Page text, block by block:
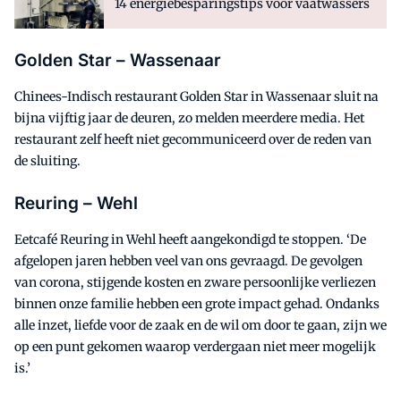
14 energiebesparingstips voor vaatwassers
Golden Star – Wassenaar
Chinees-Indisch restaurant Golden Star in Wassenaar sluit na
bijna vijftig jaar de deuren, zo melden meerdere media. Het
restaurant zelf heeft niet gecommuniceerd over de reden van
de sluiting.
Reuring – Wehl
Eetcafé Reuring in Wehl heeft aangekondigd te stoppen. ‘De
afgelopen jaren hebben veel van ons gevraagd. De gevolgen
van corona, stijgende kosten en zware persoonlijke verliezen
binnen onze familie hebben een grote impact gehad. Ondanks
alle inzet, liefde voor de zaak en de wil om door te gaan, zijn we
op een punt gekomen waarop verdergaan niet meer mogelijk
is.’